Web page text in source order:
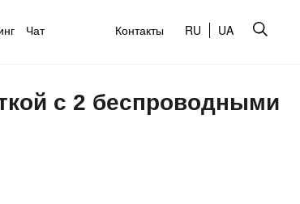
Чат Контакты RU UA
с 2 беспроводными